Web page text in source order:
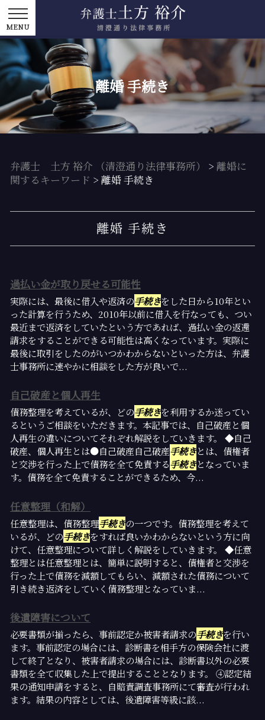
離婚 手続き
弁護士 土方 裕介 （清澄通り法律事務所） > 離婚に
関するキーワード > 離婚 手続き
離婚 手続き
過払い金が取り戻せる可能性
実際には、最後に借入や返済の手続きをした日から10年とい
った計算を行うため、2010年以前に借入を行なっても、つい
最近まで返済をしていたという方であれば、過払い金の返還
請求をすることができる可能性は高くなっています。実際に
最後に取引をしたのがいつかわからないといった方は、弁護
士事務所に速やかに相談をした方が良いで...
自己破産と個人再生
債務整理を考えているが、どの手続きを利用するか迷ってい
るというご相談をいただきます。本記事では、自己破産と個
人再生の違いについてそれぞれ解説をしていきます。 ◆自己
破産、個人再生とは●自己破産自己破産手続きとは、債権者
と交渉を行った上で債務を全て免責する手続きとなっていま
す。債務を全て免責することができるため、今...
任意整理（和解）
任意整理は、債務整理手続きの一つです。債務整理を考えて
いるが、どの手続きをすれば良いかわからないという方に向
けて、任意整理について詳しく解説をしていきます。 ◆任意
整理とは任意整理とは、簡単に説明すると、債権者と交渉を
行った上で債務を減額してもらい、減額された債務について
引き続き返済をしていく債務整理となっていま...
後遺障害について
必要書類が揃ったら、事前認定か被害者請求の手続きを行い
ます。事前認定の場合には、診断書を相手方の保険会社に渡
して終了となり、被害者請求の場合には、診断書以外の必要
書類を全て収集した上で提出することとなります。 ④認定結
果の通知申請をすると、自賠責調査事務所にて審査が行われ
ます。結果の内容としては、後遺障害等級に該...